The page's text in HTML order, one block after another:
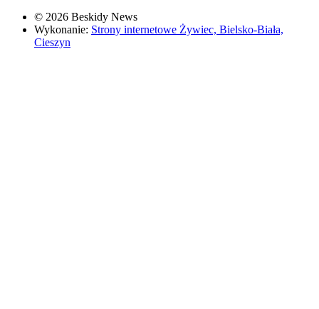
© 2026 Beskidy News
Wykonanie: Strony internetowe Żywiec, Bielsko-Biała,
Cieszyn